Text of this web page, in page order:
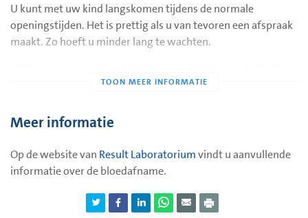
Daarna kunt u in de wachtkamer gaan zitten. Op het
scherm in de wachtkamer ziet u wanneer u aan de beurt
bent en in welke kamer u wordt verwacht.
U kunt met uw kind langskomen tijdens de normale
openingstijden. Het is prettig als u van tevoren een afspraak
maakt. Zo hoeft u minder lang te wachten.
Bloed afnemen bij uw kindvan het Result
Meer informatie
Op de website van Result Laboratoriumvindt u aanvullende
informatie over de bloedafname.